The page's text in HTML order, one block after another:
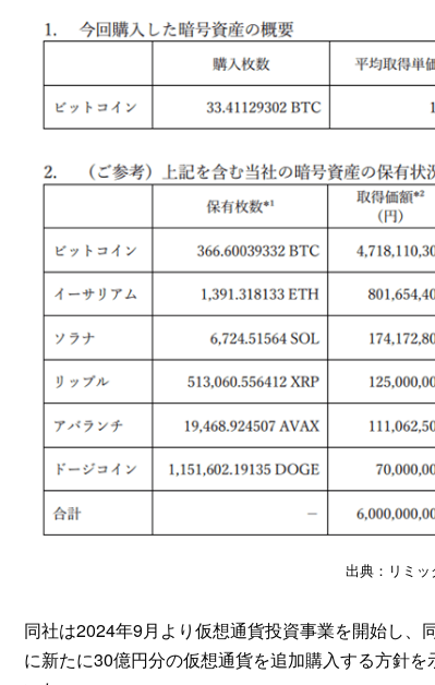
出典：リミッ
同社は2024年9月より仮想通貨投資事業を開始し
に新たに30億円分の仮想通貨を追加購入する方針